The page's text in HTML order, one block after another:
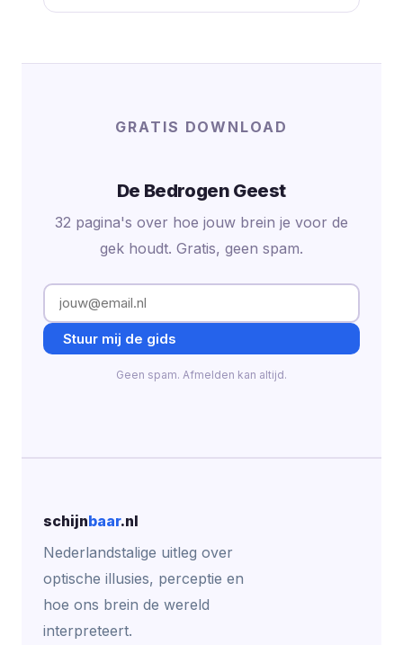
GRATIS DOWNLOAD
De Bedrogen Geest
32 pagina's over hoe jouw brein je voor de
gek houdt. Gratis, geen spam.
Stuur mij de gids
Geen spam. Afmelden kan altijd.
schijnbaar.nl
Nederlandstalige uitleg over
optische illusies, perceptie en
hoe ons brein de wereld
interpreteert.